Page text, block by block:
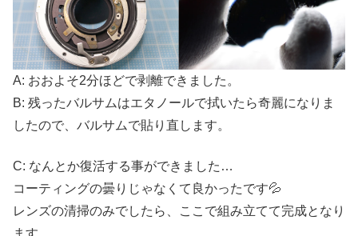
A: おおよそ2分ほどで剥離できました。
B: 残ったバルサムはエタノールで拭いたら奇麗になりま
したので、バルサムで貼り直します。
C: なんとか復活する事ができました…
コーティングの曇りじゃなくて良かったです💦
レンズの清掃のみでしたら、ここで組み立てて完成となり
ます。